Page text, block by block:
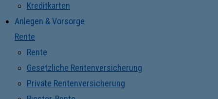
Kreditkarten
Anlegen & Vorsorge
Rente
Rente
Gesetzliche Rentenversicherung
Private Rentenversicherung